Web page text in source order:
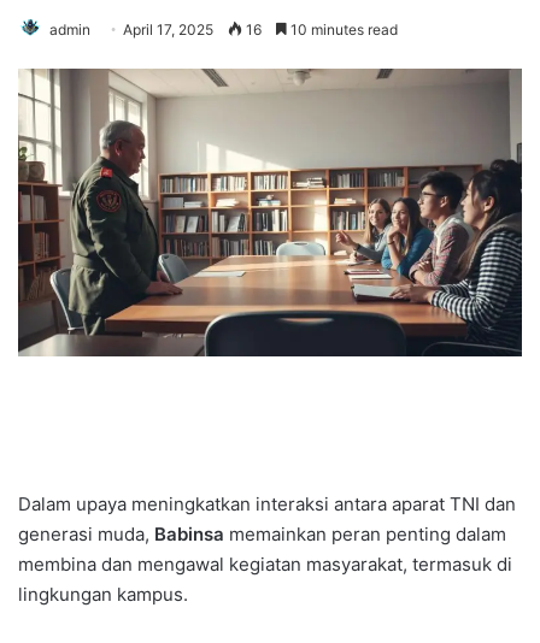
admin April 17, 2025 16 10 minutes read
Dalam upaya meningkatkan interaksi antara aparat TNI dan
generasi muda, Babinsa memainkan peran penting dalam
membina dan mengawal kegiatan masyarakat, termasuk di
lingkungan kampus.